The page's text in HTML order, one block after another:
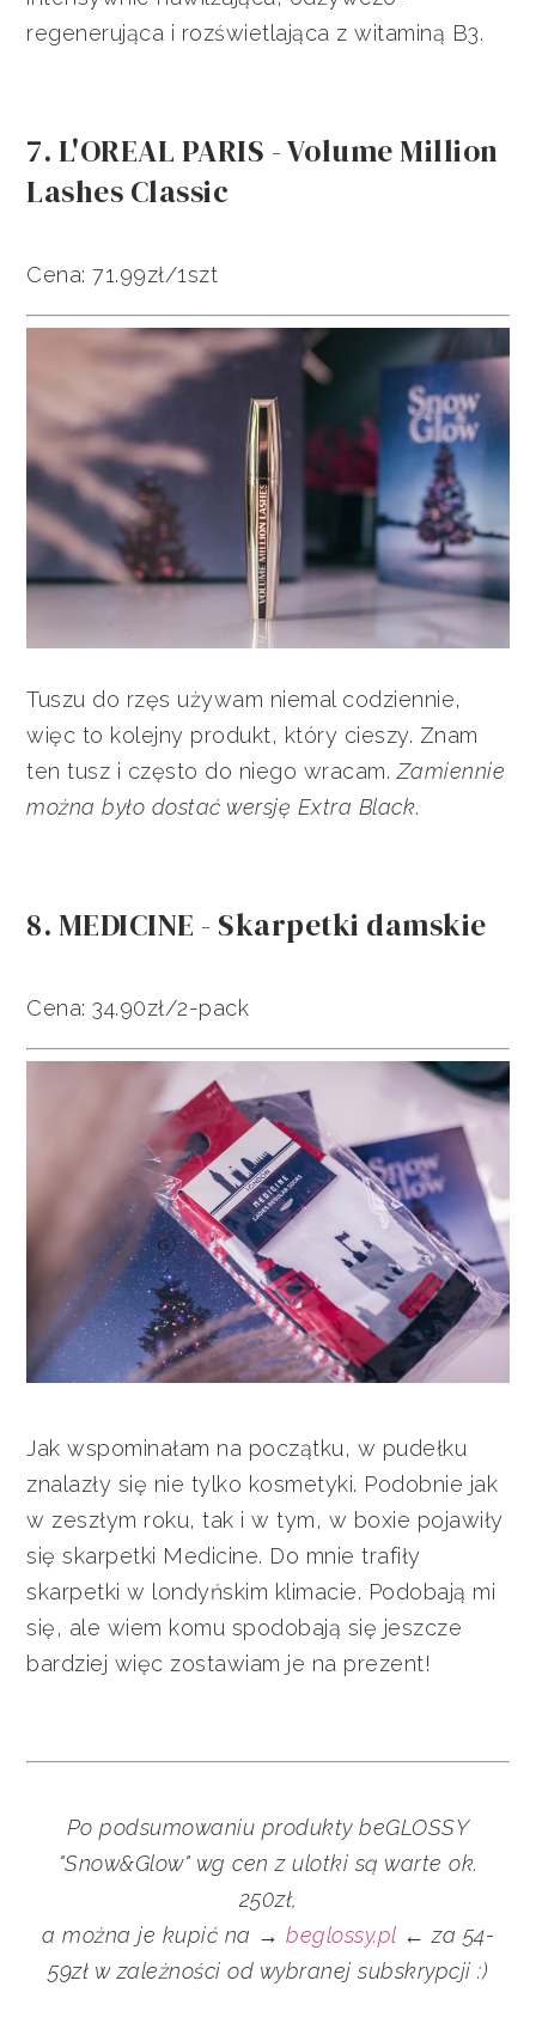
regenerująca i rozświetlająca z witaminą B3.
7. L'OREAL PARIS - Volume Million
Lashes Classic
Cena: 71.99zł/1szt
Tuszu do rzęs używam niemal codziennie,
więc to kolejny produkt, który cieszy. Znam
ten tusz i często do niego wracam.Zamiennie
można było dostać wersję Extra Black.
8. MEDICINE - Skarpetki damskie
Cena: 34.90zł/2-pack
Jak wspominałam na początku, w pudełku
znalazły się nie tylko kosmetyki. Podobnie jak
w zeszłym roku, tak i w tym, w boxie pojawiły
się skarpetki Medicine. Do mnie trafiły
skarpetki w londyńskim klimacie. Podobają mi
się, ale wiem komu spodobają się jeszcze
bardziej więc zostawiam je na prezent!
Po podsumowaniu produktybeGLOSSY
"Snow&Glow" wg cen z ulotki są warte ok.
250zł,
a można je kupić na → beglossy.pl ← za 54-
59zł w zależności od wybranej subskrypcji :)